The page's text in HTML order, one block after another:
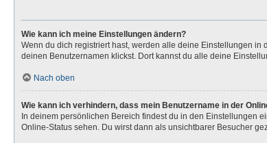
Wie kann ich meine Einstellungen ändern?
Wenn du dich registriert hast, werden alle deine Einstellungen in
deinen Benutzernamen klickst. Dort kannst du alle deine
Nach oben
Wie kann ich verhindern, dass mein Benutzername in der
In deinem persönlichen Bereich findest du in den Einstellungen
Online-Status sehen. Du wirst dann als unsichtbarer Besucher